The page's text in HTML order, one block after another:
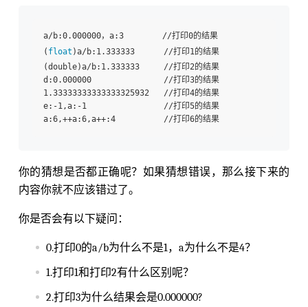
a/b:0.000000，a:3        //打印0的结果
( float )a/b:1.333333      //打印1的结果
(double)a/b:1.333333     //打印2的结果
d:0.000000               //打印3的结果
1.33333333333333325932   //打印4的结果
e:-1,a:-1                //打印5的结果
a:6,++a:6,a++:4          //打印6的结果
你的猜想是否都正确呢？如果猜想错误，那么接下来的
内容你就不应该错过了。
你是否会有以下疑问：
0.打印0的a/b为什么不是1，a为什么不是4？
1.打印1和打印2有什么区别呢？
2.打印3为什么结果会是0.000000?